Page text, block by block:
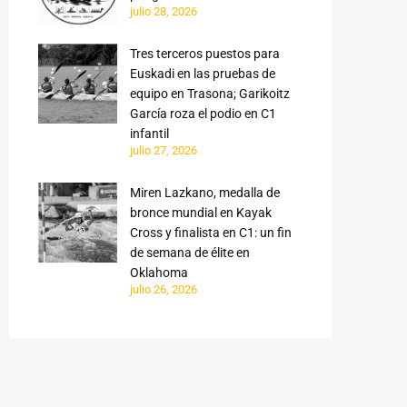
julio 28, 2026
Tres terceros puestos para
Euskadi en las pruebas de
equipo en Trasona; Garikoitz
García roza el podio en C1
infantil
julio 27, 2026
Miren Lazkano, medalla de
bronce mundial en Kayak
Cross y finalista en C1: un fin
de semana de élite en
Oklahoma
julio 26, 2026